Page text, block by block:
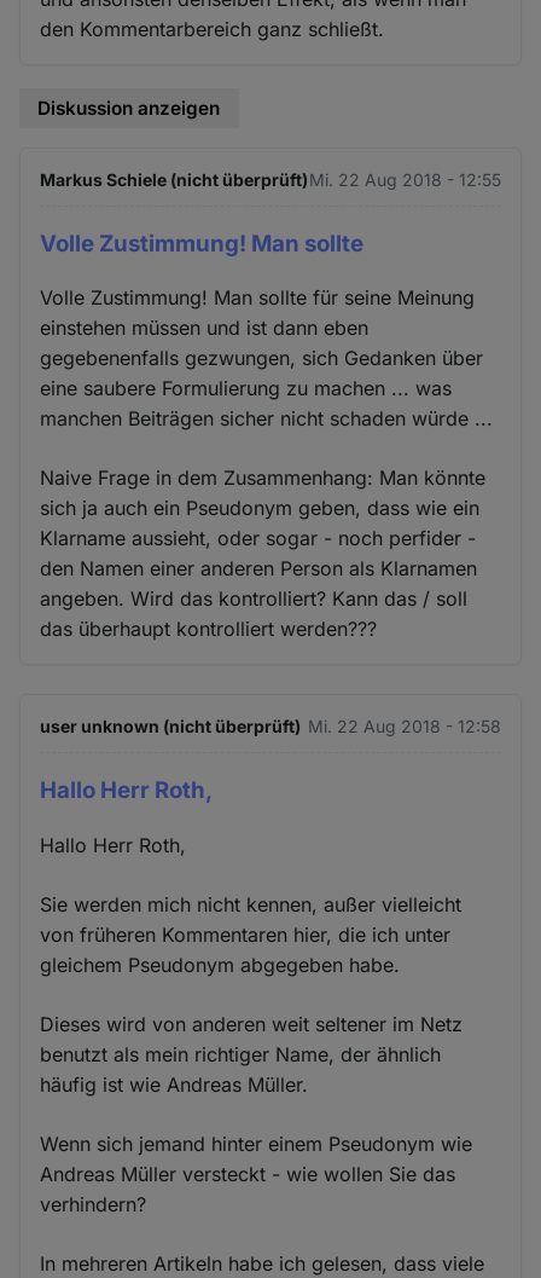
den Kommentarbereich ganz schließt.
Diskussion anzeigen
Markus Schiele (nicht überprüft)Mi. 22 Aug 2018 - 12:55
Volle Zustimmung! Man sollte
Volle Zustimmung! Man sollte für seine Meinung
einstehen müssen und ist dann eben
gegebenenfalls gezwungen, sich Gedanken über
eine saubere Formulierung zu machen ... was
manchen Beiträgen sicher nicht schaden würde ...
Naive Frage in dem Zusammenhang: Man könnte
sich ja auch ein Pseudonym geben, dass wie ein
Klarname aussieht, oder sogar - noch perfider -
den Namen einer anderen Person als Klarnamen
angeben. Wird das kontrolliert? Kann das / soll
das überhaupt kontrolliert werden???
user unknown (nicht überprüft) Mi. 22 Aug 2018 - 12:58
Hallo Herr Roth,
Hallo Herr Roth,
Sie werden mich nicht kennen, außer vielleicht
von früheren Kommentaren hier, die ich unter
gleichem Pseudonym abgegeben habe.
Dieses wird von anderen weit seltener im Netz
benutzt als mein richtiger Name, der ähnlich
häufig ist wie Andreas Müller.
Wenn sich jemand hinter einem Pseudonym wie
Andreas Müller versteckt - wie wollen Sie das
verhindern?
In mehreren Artikeln habe ich gelesen, dass viele